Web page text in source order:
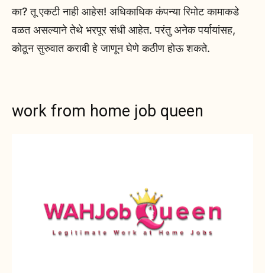
का? तू एकटी नाही आहेस! अधिकाधिक कंपन्या रिमोट कामाकडे
वळत असल्याने तेथे भरपूर संधी आहेत. परंतु अनेक पर्यायांसह,
कोठून सुरुवात करावी हे जाणून घेणे कठीण होऊ शकते.
work from home job queen